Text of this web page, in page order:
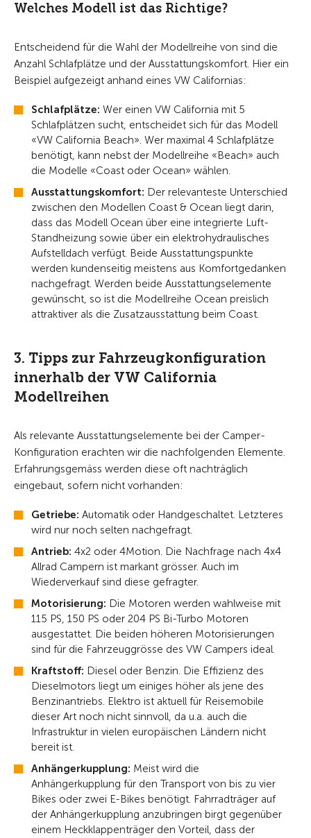
Welches Modell ist das Richtige?
Entscheidend für die Wahl der Modellreihe von sind die
Anzahl Schlafplätze und der Ausstattungskomfort. Hier ein
Beispiel aufgezeigt anhand eines VW Californias:
Schlafplätze: Wer einen VW California mit 5
Schlafplätzen sucht, entscheidet sich für das Modell
«VW California Beach». Wer maximal 4 Schlafplätze
benötigt, kann nebst der Modellreihe «Beach» auch
die Modelle «Coast oder Ocean» wählen.
Ausstattungskomfort: Der relevanteste Unterschied
zwischen den Modellen Coast & Ocean liegt darin,
dass das Modell Ocean über eine integrierte Luft-
Standheizung sowie über ein elektrohydraulisches
Aufstelldach verfügt. Beide Ausstattungspunkte
werden kundenseitig meistens aus Komfortgedanken
nachgefragt. Werden beide Ausstattungselemente
gewünscht, so ist die Modellreihe Ocean preislich
attraktiver als die Zusatzausstattung beim Coast.
3. Tipps zur Fahrzeugkonfiguration
innerhalb der VW California
Modellreihen
Als relevante Ausstattungselemente bei der Camper-
Konfiguration erachten wir die nachfolgenden Elemente.
Erfahrungsgemäss werden diese oft nachträglich
eingebaut, sofern nicht vorhanden:
Getriebe: Automatik oder Handgeschaltet. Letzteres
wird nur noch selten nachgefragt.
Antrieb: 4x2 oder 4Motion. Die Nachfrage nach 4x4
Allrad Campern ist markant grösser. Auch im
Wiederverkauf sind diese gefragter.
Motorisierung: Die Motoren werden wahlweise mit
115 PS, 150 PS oder 204 PS Bi-Turbo Motoren
ausgestattet. Die beiden höheren Motorisierungen
sind für die Fahrzeuggrösse des VW Campers ideal.
Kraftstoff: Diesel oder Benzin. Die Effizienz des
Dieselmotors liegt um einiges höher als jene des
Benzinantriebs. Elektro ist aktuell für Reisemobile
dieser Art noch nicht sinnvoll, da u.a. auch die
Infrastruktur in vielen europäischen Ländern nicht
bereit ist.
Anhängerkupplung: Meist wird die
Anhängerkupplung für den Transport von bis zu vier
Bikes oder zwei E-Bikes benötigt. Fahrradträger auf
der Anhängerkupplung anzubringen birgt gegenüber
einem Heckklappenträger den Vorteil, dass der